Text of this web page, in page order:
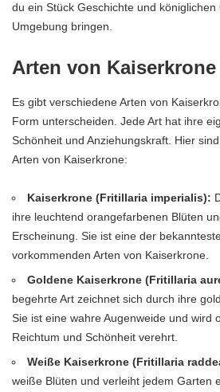
du ein Stück Geschichte und königlichen
Umgebung bringen.
Arten von Kaiserkrone
Es gibt verschiedene Arten von
Form unterscheiden. Jede Art hat ihre
Schönheit und Anziehungskraft. Hier
Arten von Kaiserkrone:
Kaiserkrone (Fritillaria imperialis):
ihre leuchtend orangefarbenen Blüten
Erscheinung. Sie ist eine der
vorkommenden Arten von Kaiserkrone.
Goldene Kaiserkrone (Fritillaria
begehrte Art zeichnet sich durch ihre
Sie ist eine wahre Augenweide und wird
Reichtum und Schönheit verehrt.
Weiße Kaiserkrone (Fritillaria
weiße Blüten und verleiht jedem Garten